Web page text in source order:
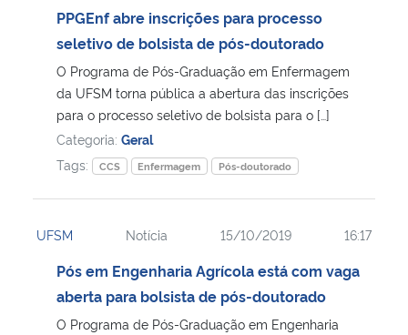
PPGEnf abre inscrições para processo
seletivo de bolsista de pós-doutorado
O Programa de Pós-Graduação em Enfermagem
da UFSM torna pública a abertura das inscrições
para o processo seletivo de bolsista para o […]
Categoria: Geral
Tags:
CCS Enfermagem Pós-doutorado
UFSM Notícia 15/10/2019 16:17
Pós em Engenharia Agrícola está com vaga
aberta para bolsista de pós-doutorado
O Programa de Pós-Graduação em Engenharia